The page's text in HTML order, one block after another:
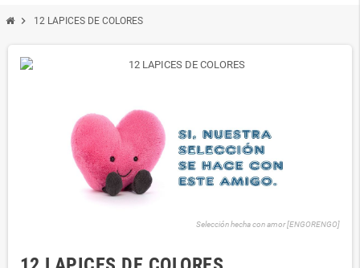
chevron_right 12 LAPICES DE COLORES
Selección hecha con amor [ENGORENGO]